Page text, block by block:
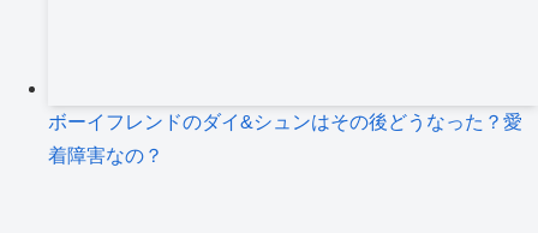
ボーイフレンドのダイ&シュンはその後どうなった？愛
着障害なの？